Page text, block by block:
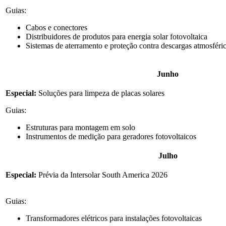
Guias:
Cabos e conectores
Distribuidores de produtos para energia solar fotovoltaica
Sistemas de aterramento e proteção contra descargas
Junho
Especial: Soluções para limpeza de placas solares
Guias:
Estruturas para montagem em solo
Instrumentos de medição para geradores fotovoltaicos
Julho
Especial: Prévia da Intersolar South America 2026
Guias:
Transformadores elétricos para instalações fotovoltaicas